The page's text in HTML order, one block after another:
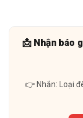
📩 Nhận báo
👉 Nhắn: Loại